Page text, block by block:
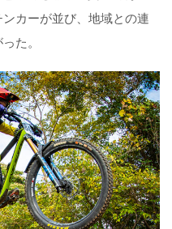
カーが並び、地域との連
た。